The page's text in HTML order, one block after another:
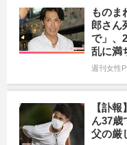
ものま
郎さん
で」、
乱に満
週刊女性
【訃
ん37歳
父の厳